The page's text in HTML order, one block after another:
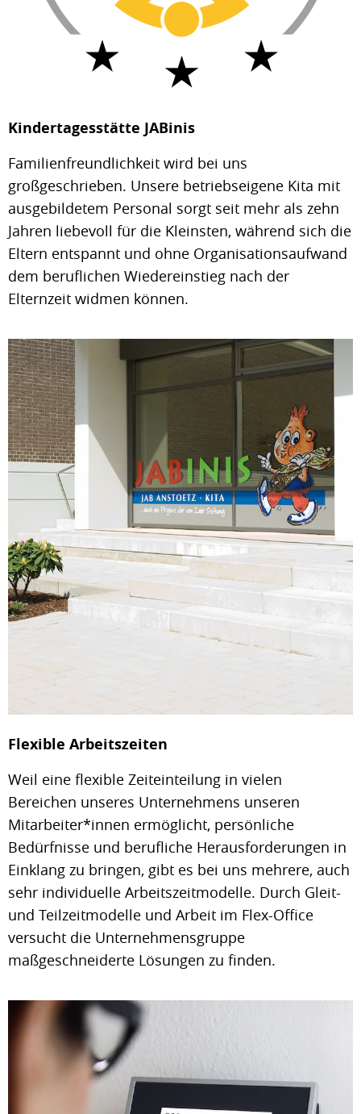
Kindertagesstätte JABinis
Familienfreundlichkeit wird bei uns
großgeschrieben. Unsere betriebseigene Kita mit
ausgebildetem Personal sorgt seit mehr als zehn
Jahren liebevoll für die Kleinsten, während sich die
Eltern entspannt und ohne Organisationsaufwand
dem beruflichen Wiedereinstieg nach der
Elternzeit widmen können.
Flexible Arbeitszeiten
Weil eine flexible Zeiteinteilung in vielen
Bereichen unseres Unternehmens unseren
Mitarbeiter*innen ermöglicht, persönliche
Bedürfnisse und berufliche Herausforderungen in
Einklang zu bringen, gibt es bei uns mehrere, auch
sehr individuelle Arbeitszeitmodelle. Durch Gleit-
und Teilzeitmodelle und Arbeit im Flex-Office
versucht die Unternehmensgruppe
maßgeschneiderte Lösungen zu finden.